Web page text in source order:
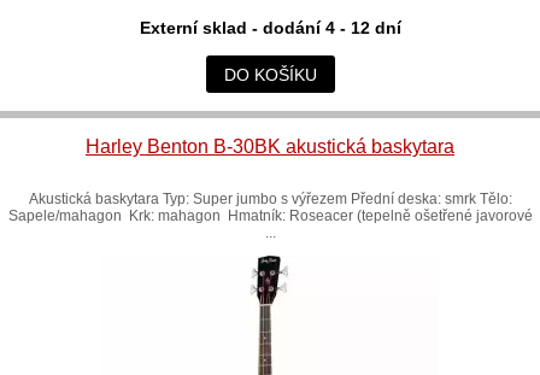
Externí sklad - dodání 4 - 12 dní
DO KOŠÍKU
Harley Benton B-30BK akustická baskytara
Akustická baskytara Typ: Super jumbo s výřezem Přední deska: smrk Tělo:
Sapele/mahagon Krk: mahagon Hmatník: Roseacer (tepelně ošetřené javorové
...